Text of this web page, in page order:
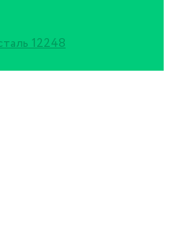
12248